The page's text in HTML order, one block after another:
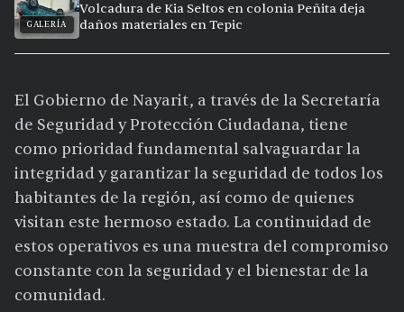
GALERÍA
Volcadura de Kia Seltos en colonia Peñita deja
daños materiales en Tepic
El Gobierno de Nayarit, a través de la Secretaría
de Seguridad y Protección Ciudadana, tiene
como prioridad fundamental salvaguardar la
integridad y garantizar la seguridad de todos los
habitantes de la región, así como de quienes
visitan este hermoso estado. La continuidad de
estos operativos es una muestra del compromiso
constante con la seguridad y el bienestar de la
comunidad.